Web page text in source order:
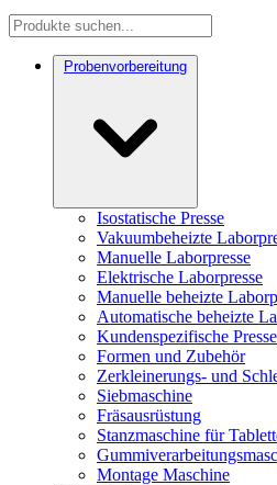
Probenvorbereitung
Isostatische Presse
Vakuumbeheizte
Manuelle Laborpresse
Elektrische Laborpresse
Manuelle beheizte
Automatische beheizte
Kundenspezifische Presse
Formen und Zubehör
Zerkleinerungs- und
Siebmaschine
Fräsausrüstung
Stanzmaschine für
Montage Maschine